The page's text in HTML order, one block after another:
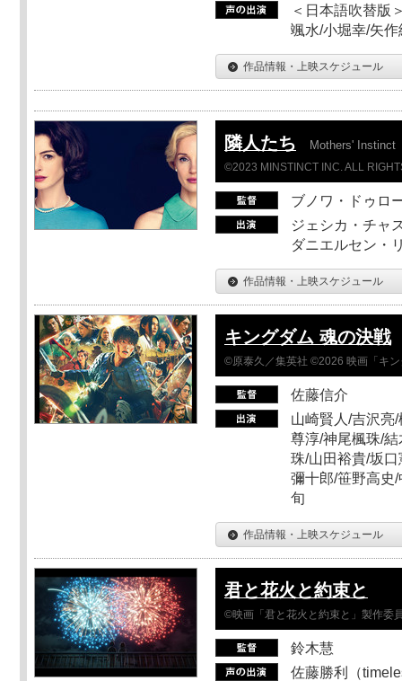
＜日本語吹替版
颯水/小堀幸/矢作
作品情報・上映スケジュール
隣人たち Mothers' Instinct
©2023 MINSTINCT INC. ALL
ブノワ・ドゥロ
ジェシカ・チャ
ダニエルセン・
作品情報・上映スケジュール
キングダム 魂の決戦
©原泰久／集英社 ©2026 映画「キ
佐藤信介
山崎賢人/吉沢亮
尊淳/神尾楓珠/
珠/山田裕貴/坂
彌十郎/笹野高史
旬
作品情報・上映スケジュール
君と花火と約束と
©映画「君と花火と約束と」製作委
鈴木慧
佐藤勝利（